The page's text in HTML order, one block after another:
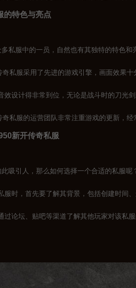
的特色与亮点
私服中的一员，自然也有其独特的特色和
私服采用了先进的游戏引擎，画面效果十
效设计得非常到位，无论是战斗时的刀光
私服的运营团队非常注重游戏的更新，
新开传奇私服
吸引人，那么如何选择一个合适的私服呢
服时，首先要了解其背景，包括创建时间、
过论坛、贴吧等渠道了解其他玩家对该私
传奇私服市场也在不断壮大。未来，950